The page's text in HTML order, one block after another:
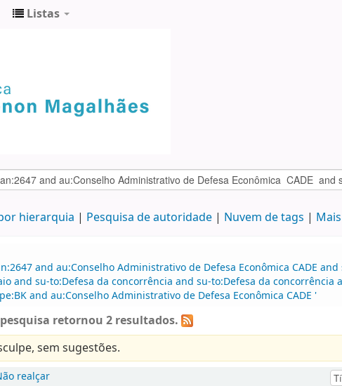
Listas
hierarquia Pesquisa de autoridade Nuvem de tags
and au:Conselho Administrativo de Defesa Econômica CADE
and su-to:Defesa da concorrência and su-to:Defesa da
and au:Conselho Administrativo de Defesa Econômica CADE '
retornou 2 resultados.
sem sugestões.
realçar